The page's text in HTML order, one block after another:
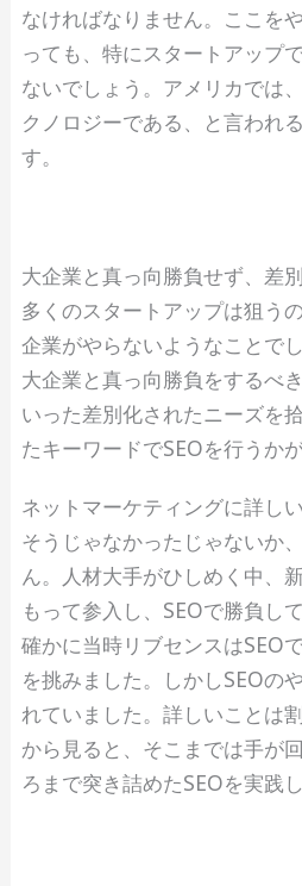
なければなりません。ここを
っても、特にスタートアップ
ないでしょう。アメリカでは
クノロジーである、と言われ
す。
大企業と真っ向勝負せず、差
多くのスタートアップは狙う
企業がやらないようなことで
大企業と真っ向勝負をするべ
いった差別化されたニーズを
たキーワードでSEOを行うか
ネットマーケティングに詳し
そうじゃなかったじゃないか
ん。人材大手がひしめく中、
もって参入し、SEOで勝負し
確かに当時リブセンスはSEO
を挑みました。しかしSEOの
れていました。詳しいことは
から見ると、そこまでは手が
ろまで突き詰めたSEOを実践